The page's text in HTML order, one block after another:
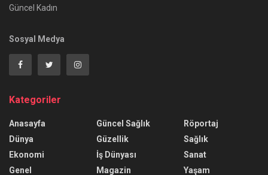
Güncel Kadın
Sosyal Medya
Kategoriler
Anasayfa
Dünya
Ekonomi
Genel
Güncel Sağlık
Güzellik
İş Dünyası
Magazin
Röportaj
Sağlık
Sanat
Yaşam